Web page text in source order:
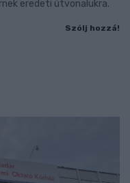
eredeti útvonalukra.
Szólj hozzá!